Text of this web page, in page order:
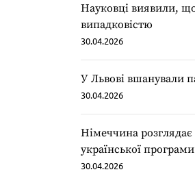
Науковці виявили,
випадковістю
30.04.2026
У Львові вшанували
30.04.2026
Німеччина
української
30.04.2026